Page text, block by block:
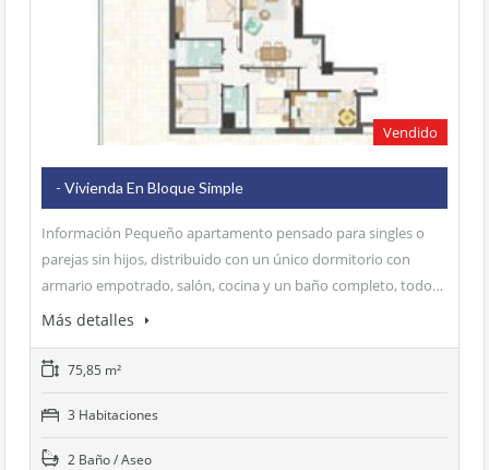
Vendido
- Vivienda En Bloque Simple
Información Pequeño apartamento pensado para singles o
parejas sin hijos, distribuido con un único dormitorio con
armario empotrado, salón, cocina y un baño completo, todo…
Más detalles
75,85 m²
3 Habitaciones
2 Baño / Aseo